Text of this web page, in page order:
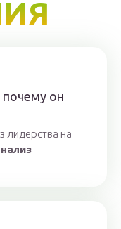
он
лидерства на